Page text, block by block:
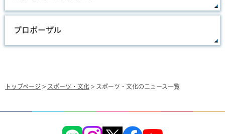
プロポーザル
トップページ > スポーツ・文化 > スポーツ・文化のニュース一覧